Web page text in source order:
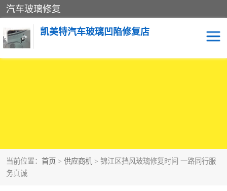
汽车玻璃修复
凯美特汽车玻璃凹陷修复店
当前位置： 首页 > 供应商机 > 锦江区挡风玻璃修复时间 一路同行服
务真诚